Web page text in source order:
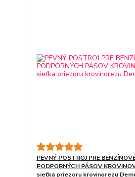
PEVNÝ POSTROJ PRE
PODPORNÝCH PÁSOV
sieťka priezoru krovinorezu